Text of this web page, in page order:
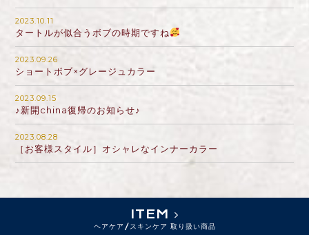
2023.10.11
タートルが似合うボブの時期ですね
2023.09.26
ショートボブ×グレージュカラー
2023.09.15
♪新開china復帰のお知らせ♪
2023.08.28
［お客様スタイル］オシャレなインナーカラー
ITEM
ヘアケア/スキンケア 取り扱い商品